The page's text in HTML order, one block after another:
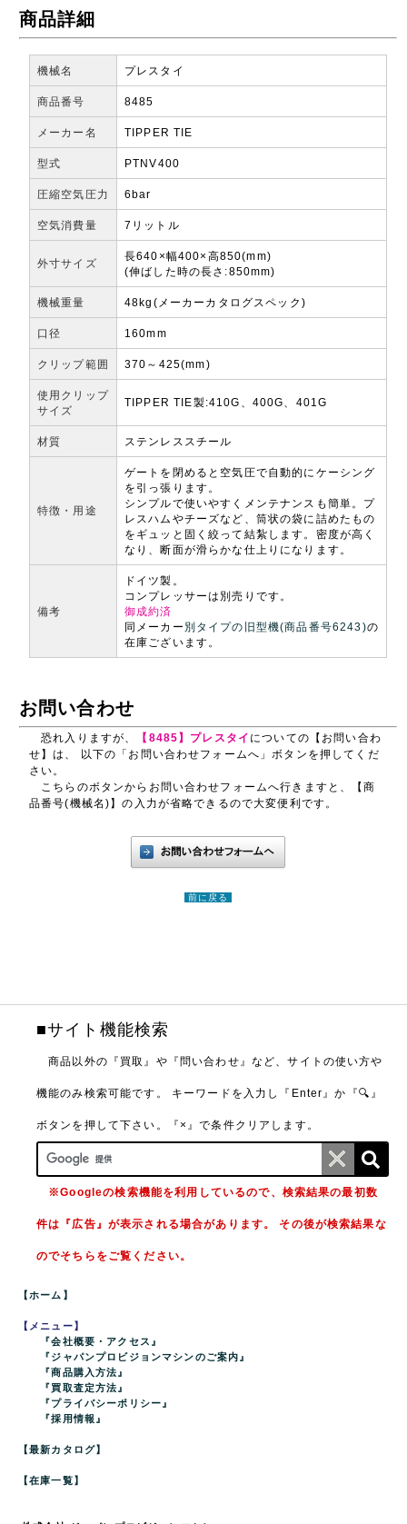
商品詳細
機械名 プレスタイ
商品番号 8485
メーカー名 TIPPER TIE
型式 PTNV400
圧縮空気圧力 6bar
空気消費量 7リットル
外寸サイズ
長640×幅400×高850(mm)
(伸ばした時の長さ:850mm)
機械重量 48kg(メーカーカタログスペック)
口径 160mm
クリップ範囲 370～425(mm)
使用クリップ
サイズ
TIPPER TIE製:410G、400G、401G
材質 ステンレススチール
特徴・用途
ゲートを閉めると空気圧で自動的にケーシング
を引っ張ります。
シンプルで使いやすくメンテナンスも簡単。プ
レスハムやチーズなど、筒状の袋に詰めたもの
をギュッと固く絞って結紮します。密度が高く
なり、断面が滑らかな仕上りになります。
備考
ドイツ製。
コンプレッサーは別売りです。
御成約済
同メーカー 別タイプの旧型機(商品番号6243)の
在庫ございます。
お問い合わせ
恐れ入りますが、 【8485】プレスタイ についての【お問い合わ
せ】は、 以下の「お問い合わせフォームへ」ボタンを押してくだ
さい。
こちらのボタンからお問い合わせフォームへ行きますと、【商
品番号(機械名)】の入力が省略できるので大変便利です。
前に戻る
■サイト機能検索
商品以外の『買取』や『問い合わせ』など、サイトの使い方や
機能のみ検索可能です。 キーワードを入力し『Enter』か『🔍』
ボタンを押して下さい。『×』で条件クリアします。
※Googleの検索機能を利用しているので、検索結果の最初数
件は『広告』が表示される場合があります。 その後が検索結果な
のでそちらをご覧ください。
【ホーム】
【メニュー】
『会社概要・アクセス』
『ジャパンプロビジョンマシンのご案内』
『商品購入方法』
『買取査定方法』
『プライバシーポリシー』
『採用情報』
【最新カタログ】
【在庫一覧】